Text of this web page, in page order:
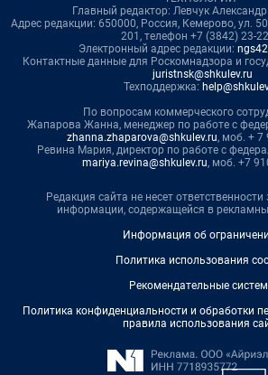
Главный редактор: Левчук
Адрес редакции: 650000, Россия, Кемерово, ул.
201, телефон +7 (3842) 23-
Электронный адрес редакции:
Контактные данные для Роскомнадзора и
juristnsk@shkulev.ru
Техподдержка:
По вопросам коммерческого
Жапарова Жанна, менеджер по работе с
zhanna.zhaparova@shkulev.ru, моб. + 7
Ревина Мария, директор по работе с
mariya.revina@shkulev.ru, моб. +7
Редакция сайта не несет ответственности
информации, содержащейся в
Информация об
Политика использования
Рекомендательные
Политика конфиденциальности и обработки
правила использования